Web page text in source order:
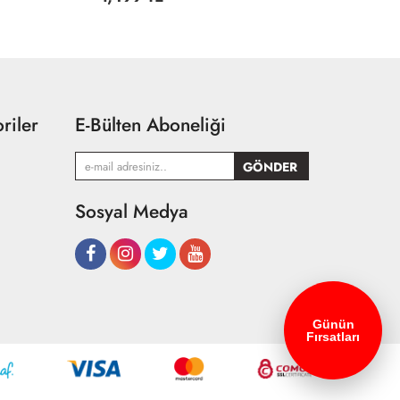
E-Bülten Aboneliği
Sosyal Medya
Günün
Fırsatları